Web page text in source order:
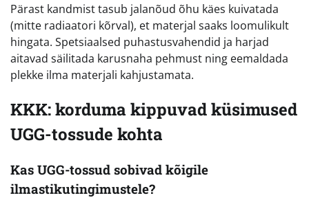
Pärast kandmist tasub jalanõud õhu käes kuivatada
(mitte radiaatori kõrval), et materjal saaks loomulikult
hingata. Spetsiaalsed puhastusvahendid ja harjad
aitavad säilitada karusnaha pehmust ning eemaldada
plekke ilma materjali kahjustamata.
KKK: korduma kippuvad küsimused
UGG-tossude kohta
Kas UGG-tossud sobivad kõigile
ilmastikutingimustele?